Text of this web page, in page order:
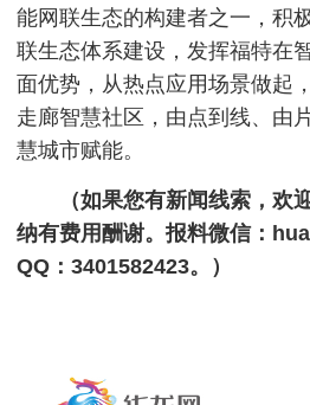
能网联生态的构建者之一，积
联生态体系建设，发挥福特在
面优势，从热点应用场景做起
走廊智慧社区，由点到线、由
慧城市赋能。
（如果您有新闻线索，欢
纳有费用酬谢。报料微信：
QQ：3401582423。）